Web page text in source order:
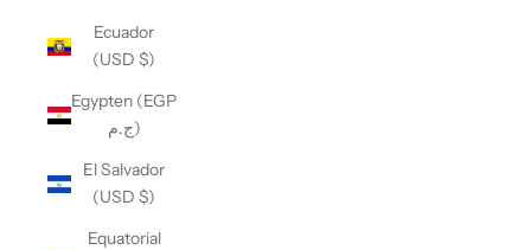
Ecuador
(USD $)
Egypten (EGP
ج.م)
El Salvador
(USD $)
Equatorial